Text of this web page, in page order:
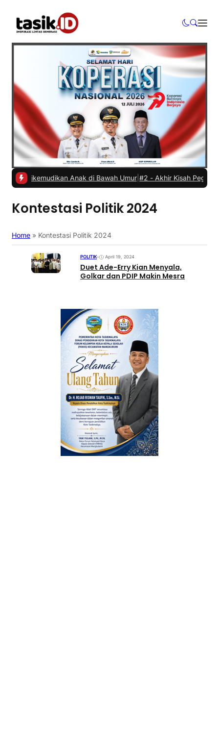
Dikemudikan Anak di Bawah Umur |#2 -Akhir Kisah Pegawai
Kontestasi Politik 2024
Home » Kontestasi Politik 2024
POLITIK• April 19, 2024
Duet Ade-Erry Kian Menyala,
Golkar dan PDIP Makin Mesra